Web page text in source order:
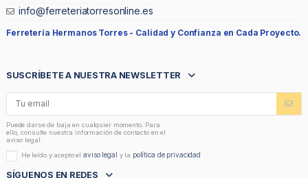
info@ferreteriatorresonline.es
Ferretería Hermanos Torres - Calidad y Confianza en Cada Proyecto.
SUSCRÍBETE A NUESTRA NEWSLETTER
Puede darse de baja en cualquier momento. Para
ello, consulte nuestra información de contacto en el
aviso legal.
He leído y acepto elaviso legal y la política de privacidad
SÍGUENOS EN REDES